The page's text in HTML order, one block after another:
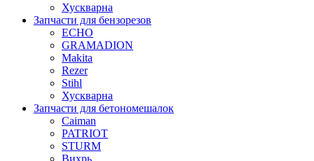
Хускварна
Запчасти для бензорезов
ECHO
GRAMADION
Makita
Rezer
Stihl
Хускварна
Запчасти для бетономешалок
Caiman
PATRIOT
STURM
Вихрь